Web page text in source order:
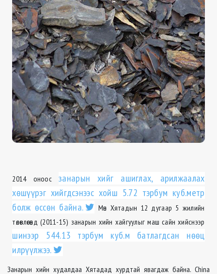
2014 оноосзанарын хийг ашиглах, арилжаалах
хөшүүрэг хийгдсэнээс хойш 5.72 тэрбум куб.метр
болж өссөн байна.
Мөн Хятадын 12 дугаар 5 жилийн
төлөвлөгөөнд (2011-15) занарын хийн хайгуулыг маш сайн хийснээр
шинээр 544.13 тэрбум куб.м батлагдсан нөөц
илрүүлжээ.
Занарын хийн худалдаа Хятадад хурдтай явагдаж байна. China